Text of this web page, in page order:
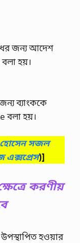
জন্য আদেশ
হয়।
ব্যাংককে
বলা হয়।
হোসেন সজল
এক্সপ্রেস)]
করণীয়
হওয়ার